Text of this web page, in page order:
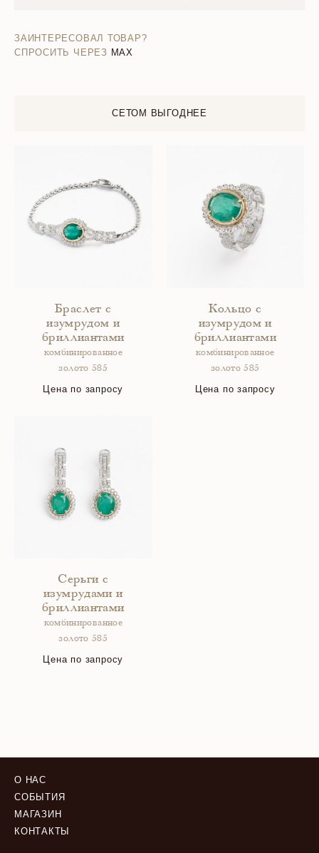
ЗАИНТЕРЕСОВАЛ ТОВАР?
СПРОСИТЬ ЧЕРЕЗ MAX
СЕТОМ ВЫГОДНЕЕ
Браслет с
изумрудом и
бриллиантами
комбинированное
золото 585
Цена по запросу
Кольцо с
изумрудом и
бриллиантами
комбинированное
золото 585
Цена по запросу
Серьги с
изумрудами и
бриллиантами
комбинированное
золото 585
Цена по запросу
О НАС
СОБЫТИЯ
МАГАЗИН
КОНТАКТЫ